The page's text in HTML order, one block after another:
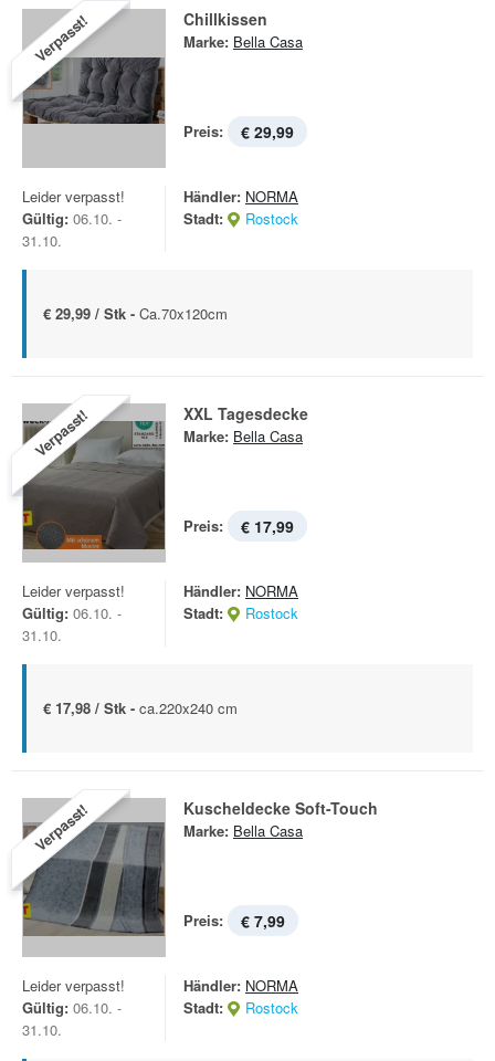
Verpasst! Chillkissen
Marke: Bella Casa
Preis: € 29,99
Leider verpasst!
Gültig: 06.10. -
31.10.
Händler: NORMA
Stadt:
Rostock
€ 29,99 / Stk - Ca.70x120cm
Verpasst! XXL Tagesdecke
Marke: Bella Casa
Preis: € 17,99
Leider verpasst!
Gültig: 06.10. -
31.10.
Händler: NORMA
Stadt:
Rostock
€ 17,98 / Stk - ca.220x240 cm
Verpasst! Kuscheldecke Soft-Touch
Marke: Bella Casa
Preis: € 7,99
Leider verpasst!
Gültig: 06.10. -
31.10.
Händler: NORMA
Stadt:
Rostock